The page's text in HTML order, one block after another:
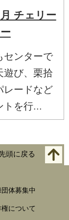
チェリー
センターで
遊び、栗拾
レードなど
トを行...
頭に戻る
体募集中
について